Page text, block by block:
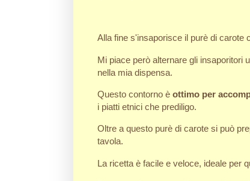
Alla fine s'insaporisce il purè di carote
Mi piace però alternare gli insaporitori
nella mia dispensa.
Questo contorno è ottimo per
i piatti etnici che prediligo.
Oltre a questo purè di carote si può
tavola.
La ricetta è facile e veloce, ideale per